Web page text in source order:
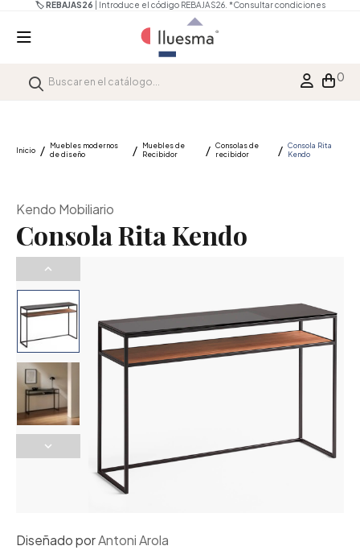
🏷️ REBAJAS26 | Introduce el código REBAJAS26. *Consultar condiciones
0
Inicio
Muebles modernos
de diseño
Muebles de
Recibidor
Consolas de
recibidor
Consola Rita
Kendo
Kendo Mobiliario
Consola Rita Kendo
Diseñado porAntoni Arola